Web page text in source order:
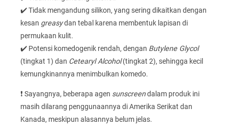
✔️ Tidak mengandung silikon, yang sering dikaitkan dengan
kesan greasydan tebal karena membentuk lapisan di
permukaan kulit.
✔️ Potensi komedogenik rendah, dengan Butylene Glycol
(tingkat 1) dan Cetearyl Alcohol(tingkat 2), sehingga kecil
kemungkinannya menimbulkan komedo.
❗ Sayangnya, beberapa agen sunscreendalam produk ini
masih dilarang penggunaannya di Amerika Serikat dan
Kanada, meskipun alasannya belum jelas.